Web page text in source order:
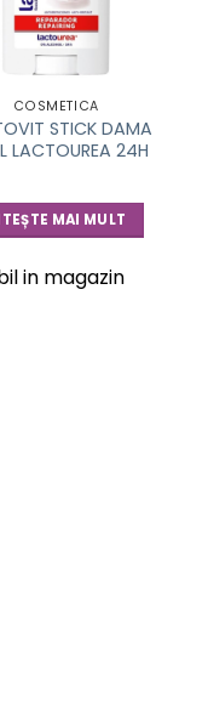
COSMETICA
STICK DAMA
LACTOUREA 24H
MAI MULT
in magazin